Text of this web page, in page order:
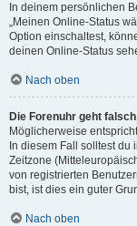
In deinem persönlichen
„Meinen Online-Status
Option einschaltest,
deinen Online-Status
Nach oben
Die Forenuhr geht
Möglicherweise
In diesem Fall solltest du
Zeitzone
von registrierten
bist, ist dies ein guter
Nach oben